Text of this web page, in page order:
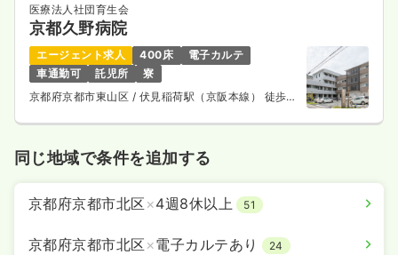
医療法人社団育生会
京都久野病院
エージェント求人 400床
電子カルテ
車通勤可
託児所
寮
京都府京都市東山区 / 伏見稲荷駅（京阪本線） 徒歩5
同じ地域で条件を追加する
京都府京都市北区 ×4週8休以上 51
京都府京都市北区 ×電子カルテあり 24